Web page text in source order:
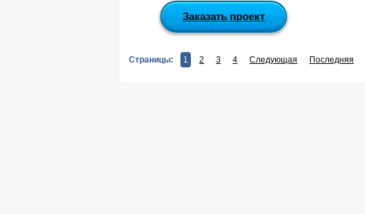
Заказать проект
Страницы: 1 2 3 4 Следующая Последняя